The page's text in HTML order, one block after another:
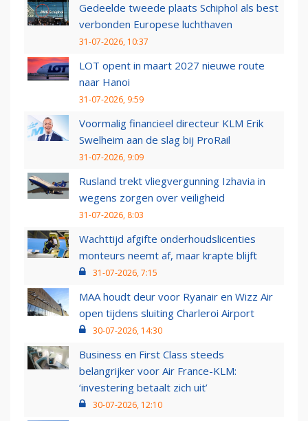
Gedeelde tweede plaats Schiphol als best
verbonden Europese luchthaven
31-07-2026, 10:37
LOT opent in maart 2027 nieuwe route
naar Hanoi
31-07-2026, 9:59
Voormalig financieel directeur KLM Erik
Swelheim aan de slag bij ProRail
31-07-2026, 9:09
Rusland trekt vliegvergunning Izhavia in
wegens zorgen over veiligheid
31-07-2026, 8:03
Wachttijd afgifte onderhoudslicenties
monteurs neemt af, maar krapte blijft
31-07-2026, 7:15
MAA houdt deur voor Ryanair en Wizz Air
open tijdens sluiting Charleroi Airport
30-07-2026, 14:30
Business en First Class steeds
belangrijker voor Air France-KLM:
‘investering betaalt zich uit’
30-07-2026, 12:10